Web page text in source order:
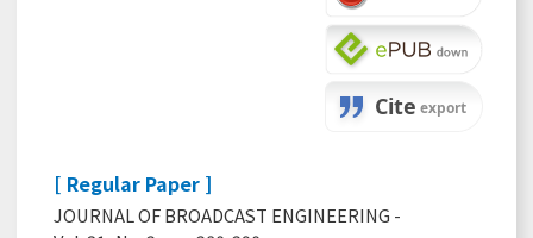
[ Regular Paper ]
JOURNAL OF BROADCAST ENGINEERING -